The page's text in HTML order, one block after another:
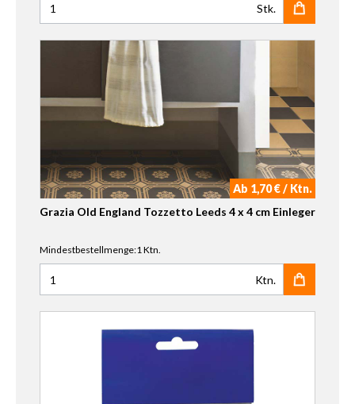
Anzahl für Grazia Old England Tozzetto Decor ED
Stk.
Ab 1,70 € / Ktn.
Grazia Old England Tozzetto Leeds 4 x 4 cm Einleger
Mindestbestellmenge:1 Ktn.
Anzahl für Grazia Old England Tozzetto Leeds 4 x 4 cm
Ktn.